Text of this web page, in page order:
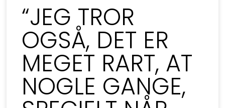
“JEG TROR
OGSÅ, DET ER
MEGET RART, AT
NOGLE GANGE,